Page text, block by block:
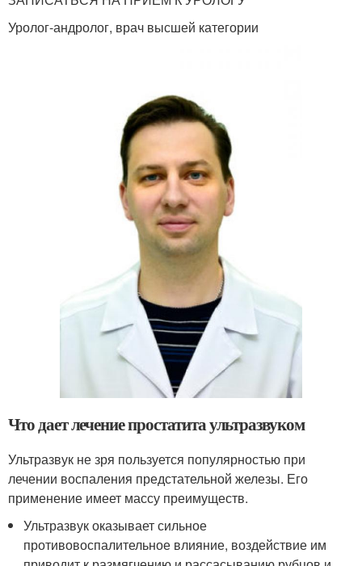
Уролог-андролог, врач высшей категории
Что дает лечение простатита ультразвуком
Ультразвук не зря пользуется популярностью при
лечении воспаления предстательной железы. Его
применение имеет массу преимуществ.
Ультразвук оказывает сильное
противовоспалительное влияние, воздействие им